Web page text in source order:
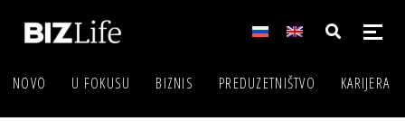
NOVO U FOKUSU BIZNIS PREDUZETNIŠTVO KARIJERA